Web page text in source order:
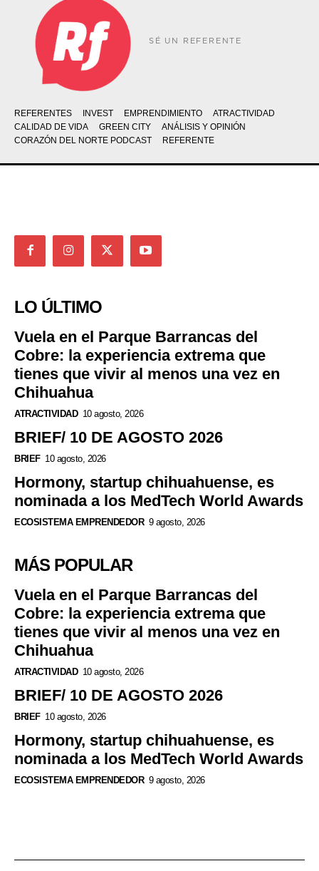
SÉ UN REFERENTE
REFERENTES INVEST EMPRENDIMIENTO
ATRACTIVIDAD
CALIDAD DE VIDA
GREEN CITY
ANÁLISIS Y OPINIÓN
CORAZÓN DEL NORTE PODCAST
REFERENTE
LO ÚLTIMO
Vuela en el Parque Barrancas del
Cobre: la experiencia extrema que
tienes que vivir al menos una vez en
Chihuahua
ATRACTIVIDAD 10 agosto, 2026
BRIEF/ 10 DE AGOSTO 2026
BRIEF 10 agosto, 2026
Hormony, startup chihuahuense, es
nominada a los MedTech World Awards
ECOSISTEMA EMPRENDEDOR 9 agosto, 2026
MÁS POPULAR
Vuela en el Parque Barrancas del
Cobre: la experiencia extrema que
tienes que vivir al menos una vez en
Chihuahua
ATRACTIVIDAD 10 agosto, 2026
BRIEF/ 10 DE AGOSTO 2026
BRIEF 10 agosto, 2026
Hormony, startup chihuahuense, es
nominada a los MedTech World Awards
ECOSISTEMA EMPRENDEDOR 9 agosto, 2026